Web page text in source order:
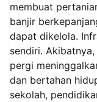
membuat
banjir
dapat dikelola.
sendiri.
pergi
dan bertahan
sekolah,